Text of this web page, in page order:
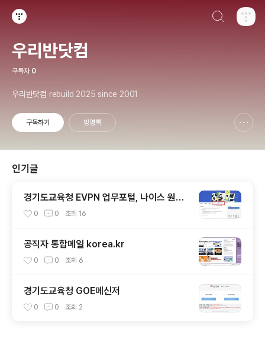
우리반닷컴
구독자 0
우리반닷컴 rebuild 2025 since 2001
구독하기 방명록
인기글
경기도교육청 EVPN 업무포털, 나이스 원격
업무
0 0 조회 16
공직자 통합메일 korea.kr
0 0 조회 6
경기도교육청 GOE메신저
0 0 조회 2